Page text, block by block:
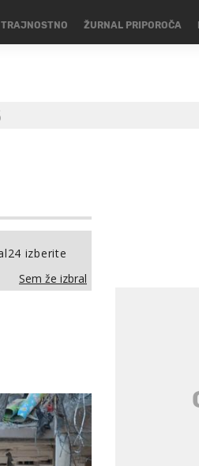
TRAJNOSTNO ŽURNAL PRIPOROČA
izberite
Sem že izbral